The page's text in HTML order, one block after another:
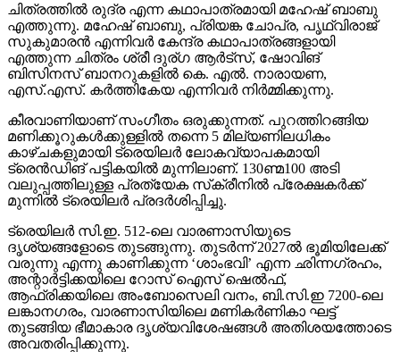
ചിത്രത്തില്‍ രുദ്ര എന്ന കഥാപാത്രമായി മഹേഷ് ബാബു
എത്തുന്നു. മഹേഷ് ബാബു, പ്രിയങ്ക ചോപ്ര, പൃഥ്വിരാജ്
സുകുമാരന്‍ എന്നിവര്‍ കേന്ദ്ര കഥാപാത്രങ്ങളായി
എത്തുന്ന ചിത്രം ശ്രീ ദുര്ഗ ആര്‍ട്‌സ്, ഷോവിങ്
ബിസിനസ് ബാനറുകളില്‍ കെ. എല്‍. നാരായണ,
എസ്.എസ്. കര്‍ത്തികേയ എന്നിവര്‍ നിര്‍മ്മിക്കുന്നു.
കീരവാണിയാണ് സംഗീതം ഒരുക്കുന്നത്. പുറത്തിറങ്ങിയ
മണിക്കൂറുകള്‍ക്കുള്ളില്‍ തന്നെ 5 മില്യണിലധികം
കാഴ്ചകളുമായി ട്രെയിലര്‍ ലോകവ്യാപകമായി
ട്രെന്‍ഡിങ് പട്ടികയില്‍ മുന്നിലാണ്. 130ണ്മ100 അടി
വലുപ്പത്തിലുള്ള പ്രത്യേക സ്‌ക്രീനില്‍ പ്രേക്ഷകര്‍ക്ക്
മുന്നില്‍ ട്രെയിലര്‍ പ്രദര്‍ശിപ്പിച്ചു.
ട്രെയിലര്‍ സി.ഇ. 512-ലെ വാരണാസിയുടെ
ദൃശ്യങ്ങളോടെ തുടങ്ങുന്നു. തുടര്‍ന്ന് 2027ല്‍ ഭൂമിയിലേക്ക്
വരുന്നു എന്നു കാണിക്കുന്ന ‘ശാംഭവി’ എന്ന ഛിന്നഗ്രഹം,
അന്റാര്‍ട്ടിക്കയിലെ റോസ് ഐസ് ഷെല്‍ഫ്,
ആഫ്രിക്കയിലെ അംബോസെലി വനം, ബി.സി.ഇ 7200-ലെ
ലങ്കാനഗരം, വാരണാസിയിലെ മണികര്‍ണികാ ഘട്ട്
തുടങ്ങിയ ഭീമാകാര ദൃശ്യവിശേഷങ്ങള്‍ അതിശയത്തോടെ
അവതരിപ്പിക്കുന്നു.